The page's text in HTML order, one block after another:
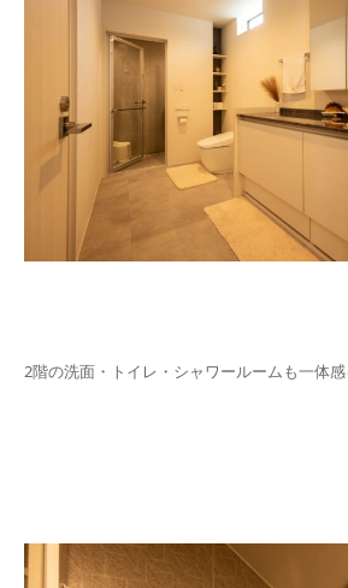
2階の洗面・トイレ・シャワールームも一体感